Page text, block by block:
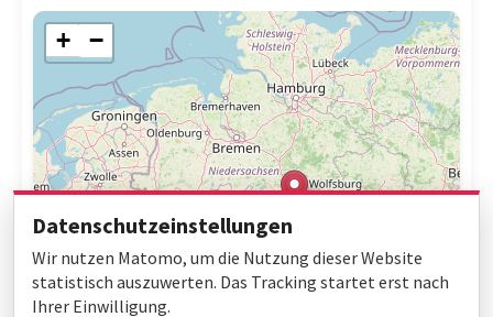
+ −
Datenschutzeinstellungen
Wir nutzen Matomo, um die Nutzung dieser Website
statistisch auszuwerten. Das Tracking startet erst nach
Ihrer Einwilligung.